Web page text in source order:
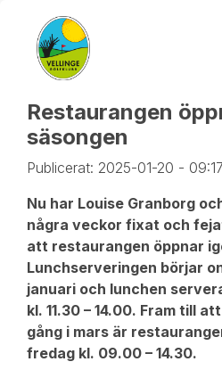
Restaurangen
säsongen
Publicerat: 2025-01-20 - 09:17
Nu har Louise Granborg
några veckor fixat och
att restaurangen öppnar
Lunchserveringen börjar
januari och lunchen
kl. 11.30 – 14.00. Fram till
gång i mars är
fredag kl. 09.00 – 14.30.